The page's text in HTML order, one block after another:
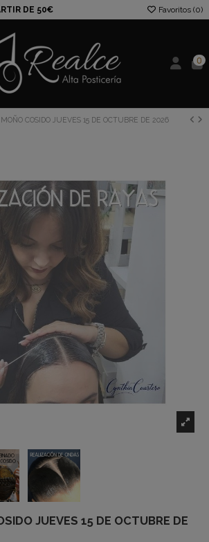
DE 50€ Favoritos (0)
0
COSIDO JUEVES 15 DE OCTUBRE DE 2026
JUEVES 15 DE OCTUBRE DE